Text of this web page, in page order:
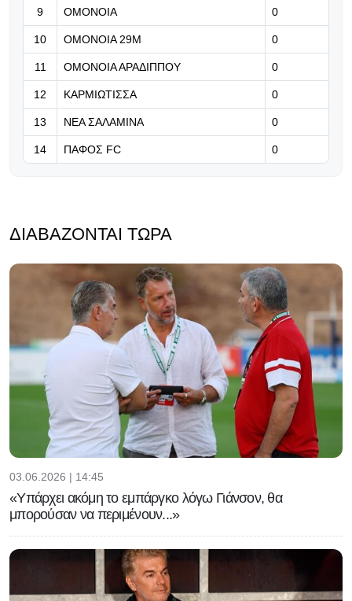
(video)
06.08.2026 | 14:06
ΑΕΛίστας ο Καφού (Βίντεο -
Φωτογραφίες)
9 ΟΜΟΝΟΙΑ 0
10 ΟΜΟΝΟΙΑ 29Μ 0
11 ΟΜΟΝΟΙΑ ΑΡΑΔΙΠΠΟΥ 0
12 ΚΑΡΜΙΩΤΙΣΣΑ 0
13 ΝΕΑ ΣΑΛΑΜΙΝΑ 0
14 ΠΑΦΟΣ FC 0
ΔΙΑΒΆΖΟΝΤΑΙ ΤΏΡΑ
03.06.2026 | 14:45
«Υπάρχει ακόμη το εμπάργκο λόγω Γιάνσον, θα
μπορούσαν να περιμένουν...»